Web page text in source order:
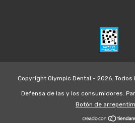
Copyright Olympic Dental - 2026.
Defensa de las y los consumidores.
Botón de